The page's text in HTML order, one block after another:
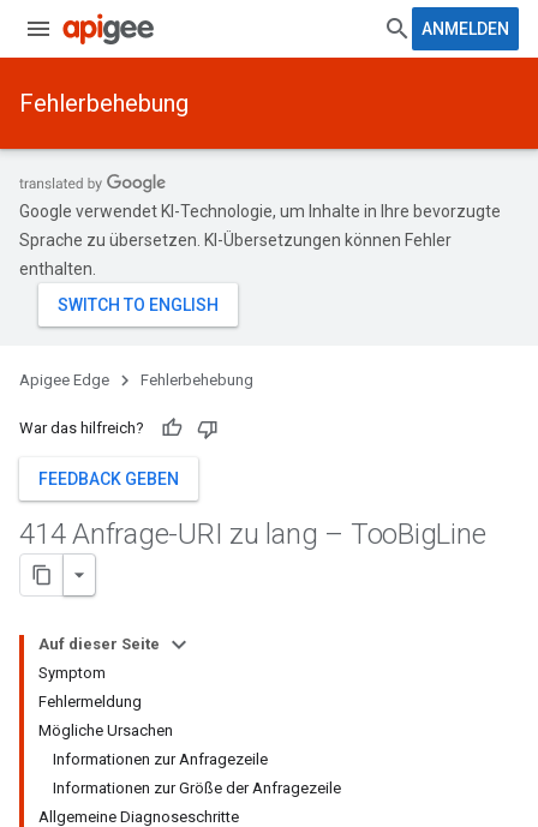
ANMELDEN
Fehlerbehebung
Google verwendet KI-Technologie, um Inhalte in Ihre bevorzugte
Sprache zu übersetzen. KI-Übersetzungen können Fehler
enthalten.
Apigee Edge Fehlerbehebung
War das hilfreich?
FEEDBACK GEBEN
414 Anfrage-URI zu lang – TooBigLine
Auf dieser Seite
Symptom
Fehlermeldung
Mögliche Ursachen
Informationen zur Anfragezeile
Informationen zur Größe der Anfragezeile
Allgemeine Diagnoseschritte